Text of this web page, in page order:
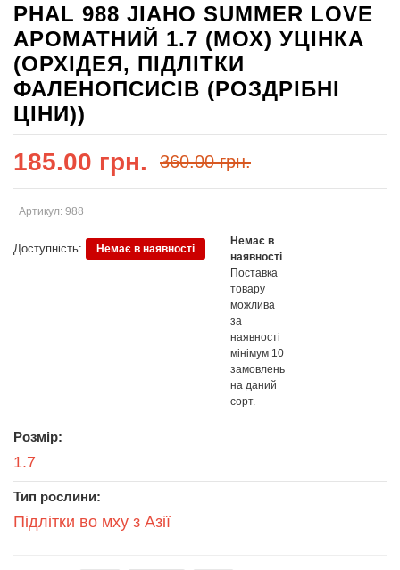
PHAL 988 JIAHO SUMMER LOVE
АРОМАТНИЙ 1.7 (МОХ) УЦІНКА
(ОРХІДЕЯ, ПІДЛІТКИ
ФАЛЕНОПСИСІВ (РОЗДРІБНІ
ЦІНИ))
185.00 грн. 360.00 грн.
Артикул: 988
Доступність: Немає в наявності
Немає в
наявності.
Поставка
товару
можлива
за
наявності
мінімум 10
замовлень
на даний
сорт.
Розмір:
1.7
Тип рослини:
Підлітки во мху з Азії